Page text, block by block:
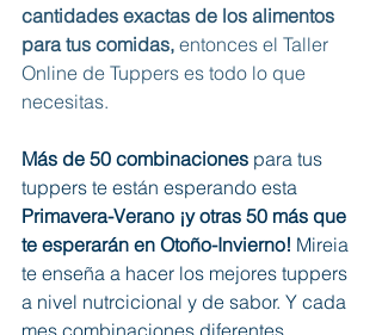
cantidades exactas de los alimentos
para tus comidas, entonces el Taller
Online de Tuppers es todo lo que
necesitas.
Más de 50 combinaciones para tus
tuppers te están esperando esta
Primavera-Verano ¡y otras 50 más que
te esperarán en Otoño-Invierno! Mireia
te enseña a hacer los mejores tuppers
a nivel nutrcicional y de sabor. Y cada
mes combinaciones diferentes